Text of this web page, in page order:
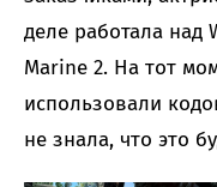
деле работала над
Marine 2. На тот
использовали
не знала, что это